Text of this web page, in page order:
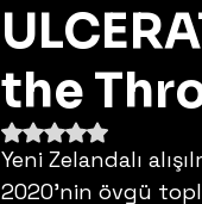
the
5 üzerinden NaN
Yeni Zelandalı
2020’nin övgü